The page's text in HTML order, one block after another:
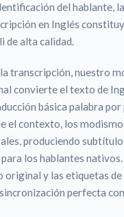
del hablante,
en Inglés
de alta calidad.
transcripción, nuestro
convierte el texto de
básica palabra
el contexto, los
produciendo
los hablantes
original y las etiquetas de
perfecta